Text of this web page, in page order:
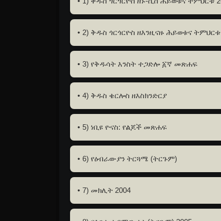
2) ቅዱስ ጎርጎርዮስ ዘእንዚናዙ ሕይወቱና ትምህርቱ
3) የቅዱሳት እንስት ተጋድሎ ፩ኛ መጽሐፍ
4) ቅዱስ ቄርሎስ ዘእስክንድርያ
5) ነቢዩ ዮናስ: የልጆች መጽሐፍ
6) የዕብራውያን ትርጓሜ (ትርጉም)
7) መክሊት 2004